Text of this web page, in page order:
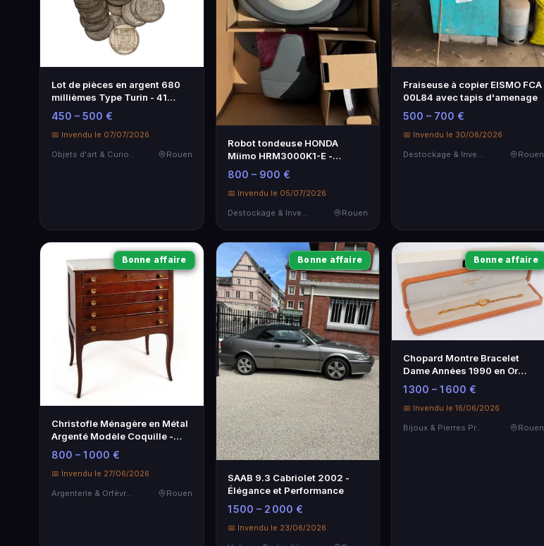
Lot de pièces en argent 680
millièmes Type Turin - 41
pièces de 10 FF et 5 pièces de
20 FF
450 – 500 €
📅 Invendu le 07/07/2026
Rouen
Robot tondeuse HONDA
Miimo HRM3000K1-E -
Performance et Innovation
800 – 900 €
📅 Invendu le 05/07/2026
Destockage & Invendus
Rouen
Fraiseuse à copier EISMO FCA
00L84 avec tapis d'amenage
500 – 700 €
📅 Invendu le 30/06/2026
Rouen
Bonne affaire
Christofle Ménagère en Métal
Argenté Modèle Coquille -
Élégance et Tradition
800 – 1 000 €
📅 Invendu le 27/06/2026
Argenterie & Orfèvrerie
Rouen
Bonne affaire
SAAB 9.3 Cabriolet 2002 -
Élégance et Performance
1 500 – 2 000 €
📅 Invendu le 23/06/2026
Bonne affaire
Chopard Montre Bracelet
Dame Années 1990 en Or
Jaune 18K
1 300 – 1 600 €
📅 Invendu le 16/06/2026
Bijoux & Pierres Précieuses
Rouen